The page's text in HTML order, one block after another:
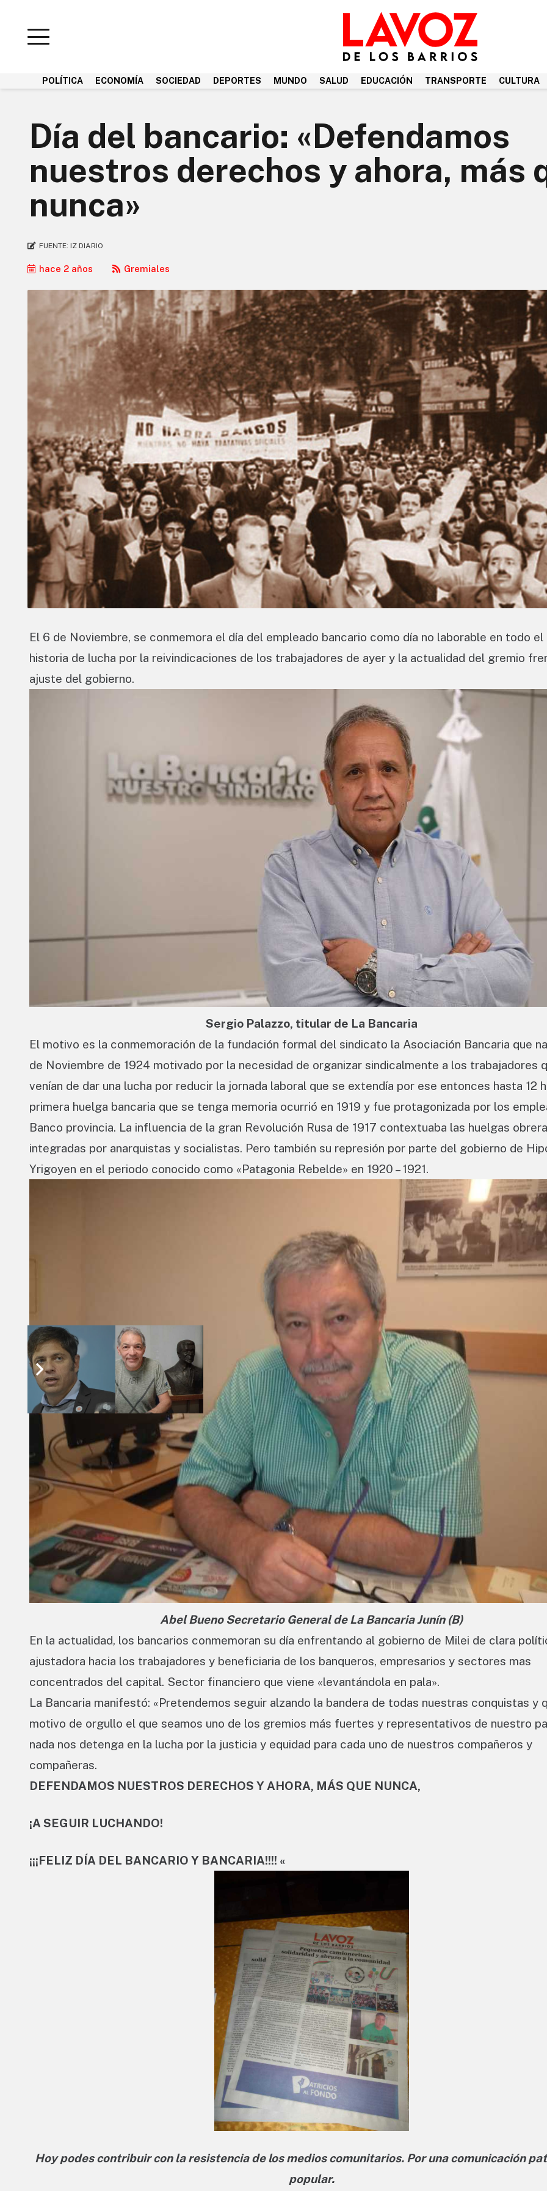
POLÍTICA ECONOMÍA SOCIEDAD DEPORTES MUNDO SALUD EDUCACIÓN TRANSPORTE CULTURA
Día del bancario: «Defendamos
nuestros derechos y ahora, más
nunca»
FUENTE: IZ DIARIO
hace 2 años Gremiales
El 6 de Noviembre, se conmemora el día del empleado bancario como día no laborable en todo el
historia de lucha por la reivindicaciones de los trabajadores de ayer y la actualidad del gremio
ajuste del gobierno.
Sergio Palazzo, titular de La Bancaria
El motivo es la conmemoración de la fundación formal del sindicato la Asociación Bancaria que
de Noviembre de 1924 motivado por la necesidad de organizar sindicalmente a los trabajadores
venían de dar una lucha por reducir la jornada laboral que se extendía por ese entonces hasta 12
primera huelga bancaria que se tenga memoria ocurrió en 1919 y fue protagonizada por los
Banco provincia. La influencia de la gran Revolución Rusa de 1917 contextuaba las huelgas
integradas por anarquistas y socialistas. Pero también su represión por parte del gobierno de
Yrigoyen en el periodo conocido como «Patagonia Rebelde» en 1920 – 1921.
Abel Bueno Secretario General de La Bancaria Junín (B)
En la actualidad, los bancarios conmemoran su día enfrentando al gobierno de Milei de clara
ajustadora hacia los trabajadores y beneficiaria de los banqueros, empresarios y sectores mas
concentrados del capital. Sector financiero que viene «levantándola en pala».
La Bancaria manifestó: «Pretendemos seguir alzando la bandera de todas nuestras conquistas y
motivo de orgullo el que seamos uno de los gremios más fuertes y representativos de nuestro
nada nos detenga en la lucha por la justicia y equidad para cada uno de nuestros compañeros y
compañeras.
DEFENDAMOS NUESTROS DERECHOS Y AHORA, MÁS QUE NUNCA,
¡A SEGUIR LUCHANDO!
¡¡¡FELIZ DÍA DEL BANCARIO Y BANCARIA!!!! «
Hoy podes contribuir con la resistencia de los medios comunitarios. Por una comunicación
popular.